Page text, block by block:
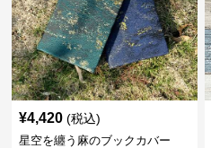
¥4,420 (税込)
星空を纏う麻のブックカバー